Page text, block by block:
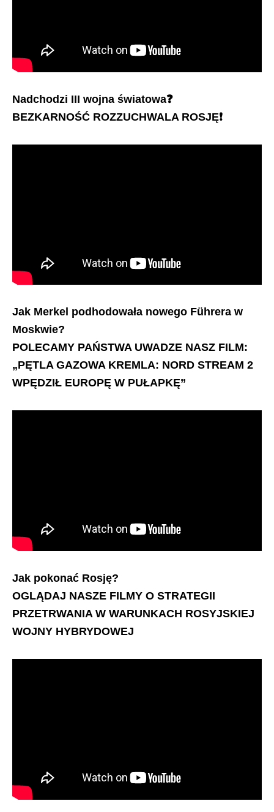
Nadchodzi III wojna światowa❓
BEZKARNOŚĆ ROZZUCHWALA ROSJĘ❗️
Jak Merkel podhodowała nowego Führera w
Moskwie?
POLECAMY PAŃSTWA UWADZE NASZ FILM:
„PĘTLA GAZOWA KREMLA: NORD STREAM 2
WPĘDZIŁ EUROPĘ W PUŁAPKĘ”
Jak pokonać Rosję?
OGLĄDAJ NASZE FILMY O STRATEGII
PRZETRWANIA W WARUNKACH ROSYJSKIEJ
WOJNY HYBRYDOWEJ